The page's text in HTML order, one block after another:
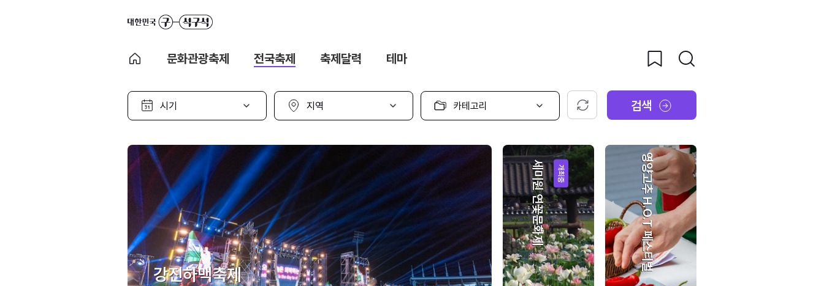
문화관광축제 전국축제 축제달력 테마
시
선
지
선
카
고
선
택
초기화 검색
강진하맥축제
개최중
세미원 연꽃문화제 영양고추 H.O.T 페스티벌